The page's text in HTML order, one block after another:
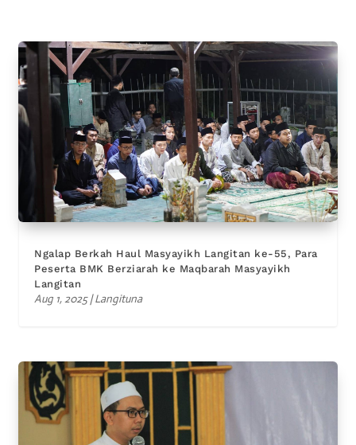
Ngalap Berkah Haul Masyayikh Langitan ke-55, Para
Peserta BMK Berziarah ke Maqbarah Masyayikh
Langitan
Aug 1, 2025|Langituna